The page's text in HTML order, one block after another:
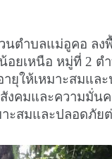
นตำบลแม่อูคอ ลง
อยเหนือ หมู่ที่ 2 ต
ยุให้เหมาะสมแล
งคมและความมั่น
ะสมและปลอดภัย